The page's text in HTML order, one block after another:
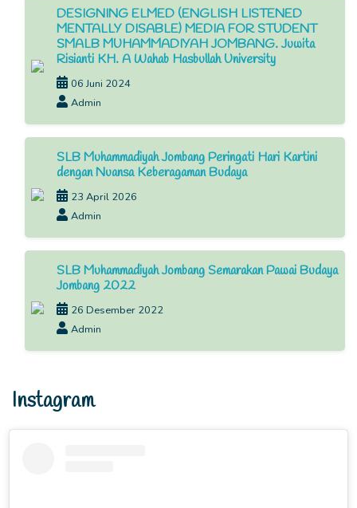
DESIGNING ELMED (ENGLISH LISTENED
MENTALLY DISABLE) MEDIA FOR STUDENT
SMALB MUHAMMADIYAH JOMBANG. Juwita
Risianti KH. A Wahab Hasbullah University
06 Juni 2024
Admin
SLB Muhammadiyah Jombang Peringati Hari Kartini
dengan Nuansa Keberagaman Budaya
23 April 2026
Admin
SLB Muhammadiyah Jombang Semarakan Pawai Budaya
Jombang 2022
26 Desember 2022
Admin
Instagram